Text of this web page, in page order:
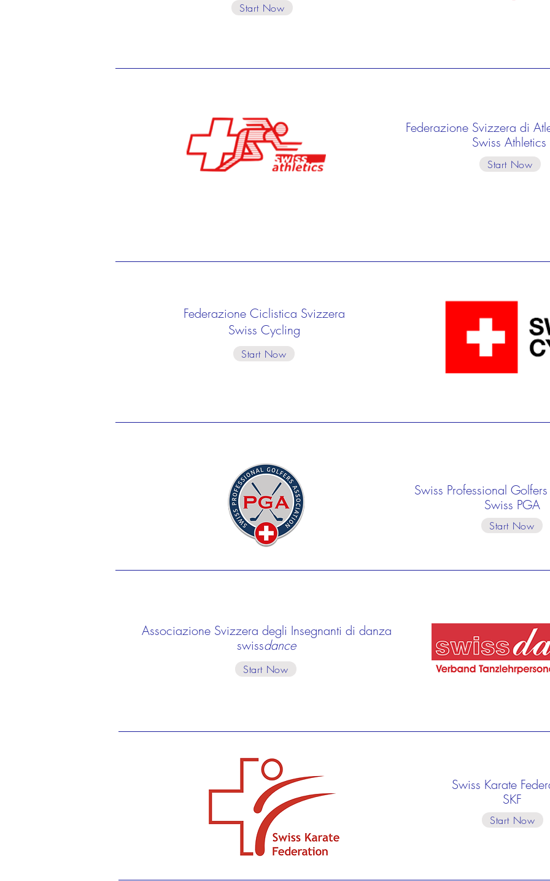
Start Now
Federazione Svizzera di
Swiss Athletics
Start Now
Federazione Ciclistica Svizzera
Swiss Cycling
Start Now
Swiss Professional
Swiss PGA
Start Now
Associazione Svizzera degli Insegnanti di danza
swissdance
Start Now
Swiss Karate
SKF
Start Now